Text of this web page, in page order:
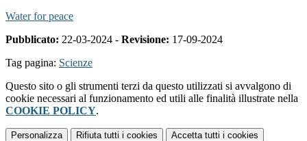
Water for peace
Pubblicato: 22-03-2024 - Revisione: 17-09-2024
Tag pagina: Scienze
Questo sito o gli strumenti terzi da questo utilizzati si avvalgono di
cookie necessari al funzionamento ed utili alle finalità illustrate nella
COOKIE POLICY.
Personalizza Rifiuta tutti i cookies Accetta tutti i cookies